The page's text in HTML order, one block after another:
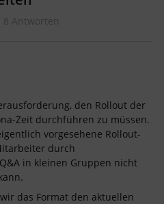
8 Antworten
den Rollout der
Zeit durchführen zu müssen.
vorgesehene Rollout-
durch
in kleinen Gruppen nicht
das Format den aktuellen